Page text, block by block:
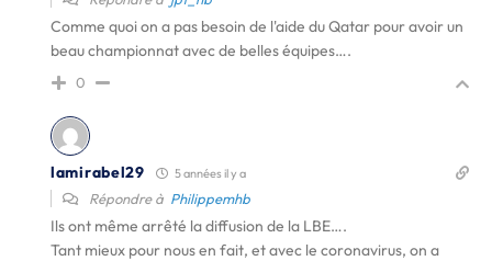
Comme quoi on a pas besoin de l'aide du Qatar pour avoir un
beau championnat avec de belles équipes….
0
lamirabel29 5 années il y a
Répondre à Philippemhb
Ils ont même arrêté la diffusion de la LBE….
Tant mieux pour nous en fait, et avec le coronavirus, on a